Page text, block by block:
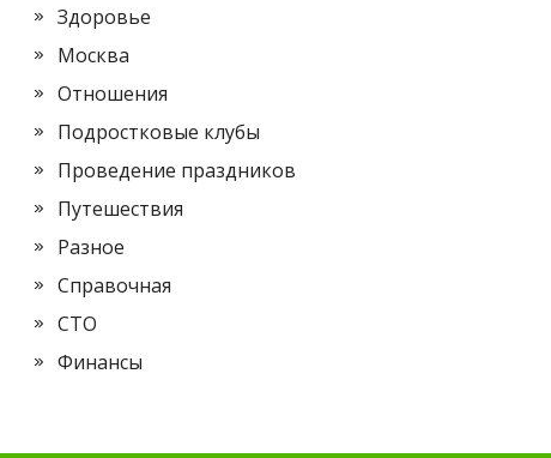
Здоровье
Москва
Отношения
Подростковые клубы
Проведение праздников
Путешествия
Разное
Справочная
СТО
Финансы